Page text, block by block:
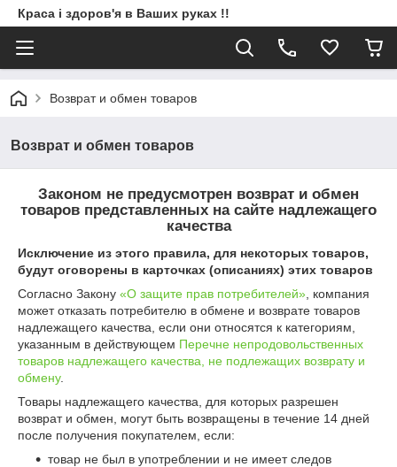
Краса і здоров'я в Ваших руках !!
Возврат и обмен товаров
Возврат и обмен товаров
Законом не предусмотрен возврат и обмен
товаров представленных на сайте надлежащего
качества
Исключение из этого правила, для некоторых товаров,
будут оговорены в карточках (описаниях) этих товаров
Согласно Закону «О защите прав потребителей» , компания
может отказать потребителю в обмене и возврате товаров
надлежащего качества, если они относятся к категориям,
указанным в действующем Перечне непродовольственных
товаров надлежащего качества, не подлежащих возврату и
обмену.
Товары надлежащего качества, для которых разрешен
возврат и обмен, могут быть возвращены в течение 14 дней
после получения покупателем, если:
товар не был в употреблении и не имеет следов